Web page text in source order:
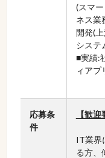
(スマ
ネス業
開発(
システ
■実績:
ィアプ
応募条
件
【歓迎
IT業界
る方、